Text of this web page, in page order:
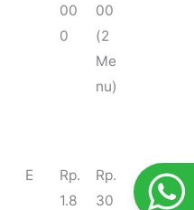
00
0
00
(2
Me
nu)
E
Rp.
1.8
Rp.
30